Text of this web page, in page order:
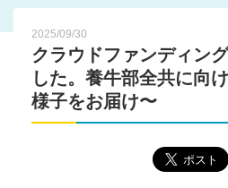
2025/09/30
クラウドファンディン
した。養牛部全共に向
様子をお届け〜